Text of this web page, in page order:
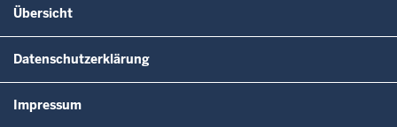
Übersicht
Datenschutzerklärung
Impressum